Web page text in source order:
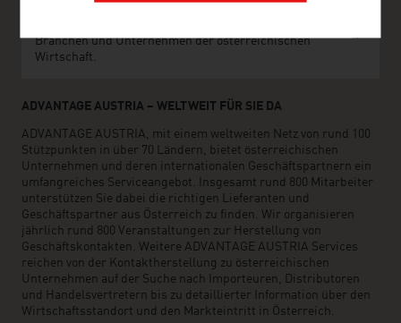
Branchen und Unternehmen der österreichischen
Wirtschaft.
ADVANTAGE AUSTRIA – WELTWEIT FÜR SIE DA
ADVANTAGE AUSTRIA, mit einem weltweiten Netz von rund 100
Stützpunkten in über 70 Ländern, bietet österreichischen
Unternehmen und deren internationalen Geschäftspartnern ein
umfangreiches Serviceangebot. Insgesamt rund 800 Mitarbeiter
unterstützen Sie dabei die richtigen Lieferanten und
Geschäftspartner aus Österreich zu finden. Wir organisieren
jährlich rund 800 Veranstaltungen zur Herstellung von
Geschäftskontakten. Weitere ADVANTAGE AUSTRIA Services
reichen von der Kontaktherstellung zu österreichischen
Unternehmen auf der Suche nach Importeuren, Distributoren
und Handelsvertretern bis zu detaillierter Information über den
Wirtschaftsstandort und den Markteintritt in Österreich.